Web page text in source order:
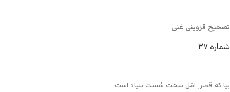
تصحیح قزوینی غنی
شماره ۳۷
بیا که قصر ِ اَمَل سخت سُست بنیاد است